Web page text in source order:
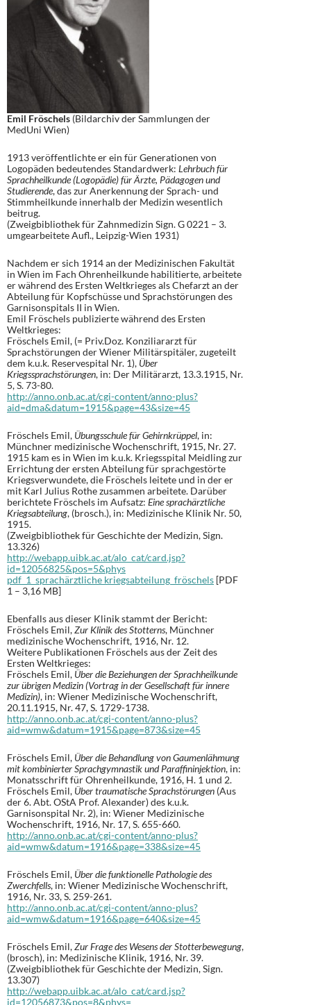
Emil Fröschels (Bildarchiv der Sammlungen der
MedUni Wien)
1913 veröffentlichte er ein für Generationen von
Logopäden bedeutendes Standardwerk: Lehrbuch für
Sprachheilkunde (Logopädie) für Ärzte, Pädagogen und
Studierende, das zur Anerkennung der Sprach- und
Stimmheilkunde innerhalb der Medizin wesentlich
beitrug.
(Zweigbibliothek für Zahnmedizin Sign. G 0221 – 3.
umgearbeitete Aufl., Leipzig-Wien 1931)
Nachdem er sich 1914 an der Medizinischen Fakultät
in Wien im Fach Ohrenheilkunde habilitierte, arbeitete
er während des Ersten Weltkrieges als Chefarzt an der
Abteilung für Kopfschüsse und Sprachstörungen des
Garnisonspitals II in Wien.
Emil Fröschels publizierte während des Ersten
Weltkrieges:
Fröschels Emil, (= Priv.Doz. Konziliararzt für
Sprachstörungen der Wiener Militärspitäler, zugeteilt
dem k.u.k. Reservespital Nr. 1), Über
Kriegssprachstörungen, in: Der Militärarzt, 13.3.1915, Nr.
5, S. 73-80.
http://anno.onb.ac.at/cgi-content/anno-plus?
aid=dma&datum=1915&page=43&size=45
Fröschels Emil, Übungsschule für Gehirnkrüppel, in:
Münchner medizinische Wochenschrift, 1915, Nr. 27.
1915 kam es in Wien im k.u.k. Kriegsspital Meidling zur
Errichtung der ersten Abteilung für sprachgestörte
Kriegsverwundete, die Fröschels leitete und in der er
mit Karl Julius Rothe zusammen arbeitete. Darüber
berichtete Fröschels im Aufsatz: Eine sprachärztliche
Kriegsabteilung, (brosch.), in: Medizinische Klinik Nr. 50,
1915.
(Zweigbibliothek für Geschichte der Medizin, Sign.
13.326)
http://webapp.uibk.ac.at/alo_cat/card.jsp?
id=12056825&pos=5&phys
pdf_1_sprachärztliche kriegsabteilung_fröschels [PDF
1 – 3,16 MB]
Ebenfalls aus dieser Klinik stammt der Bericht:
Fröschels Emil,Zur Klinik des Stotterns, Münchner
medizinische Wochenschrift, 1916, Nr. 12.
Weitere Publikationen Fröschels aus der Zeit des
Ersten Weltkrieges:
Fröschels Emil, Über die Beziehungen der Sprachheilkunde
zur übrigen Medizin (Vortrag in der Gesellschaft für innere
Medizin), in: Wiener Medizinische Wochenschrift,
20.11.1915, Nr. 47, S. 1729-1738.
http://anno.onb.ac.at/cgi-content/anno-plus?
aid=wmw&datum=1915&page=873&size=45
Fröschels Emil, Über die Behandlung von Gaumenlähmung
mit kombinierter Sprachgymnastik und Paraffininjektion, in:
Monatsschrift für Ohrenheilkunde, 1916, H. 1 und 2.
Fröschels Emil, Über traumatische Sprachstörungen (Aus
der 6. Abt. OStA Prof. Alexander) des k.u.k.
Garnisonspital Nr. 2), in: Wiener Medizinische
Wochenschrift, 1916, Nr. 17, S. 655-660.
http://anno.onb.ac.at/cgi-content/anno-plus?
aid=wmw&datum=1916&page=338&size=45
Fröschels Emil, Über die funktionelle Pathologie des
Zwerchfells, in: Wiener Medizinische Wochenschrift,
1916, Nr. 33, S. 259-261.
http://anno.onb.ac.at/cgi-content/anno-plus?
aid=wmw&datum=1916&page=640&size=45
Fröschels Emil,Zur Frage des Wesens der Stotterbewegung,
(brosch), in: Medizinische Klinik, 1916, Nr. 39.
(Zweigbibliothek für Geschichte der Medizin, Sign.
13.307)
http://webapp.uibk.ac.at/alo_cat/card.jsp?
id=12056873&pos=8&phys=